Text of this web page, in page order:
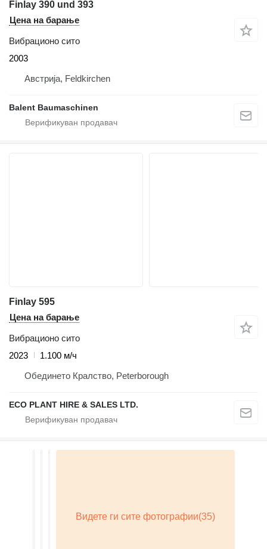
Finlay 390 und 393
Цена на барање
Вибрационо сито
2003
Австрија, Feldkirchen
Balent Baumaschinen
Finlay 595
Цена на барање
Вибрационо сито
2023
1.100 м/ч
Обединето Кралство, Peterborough
ECO PLANT HIRE & SALES LTD.